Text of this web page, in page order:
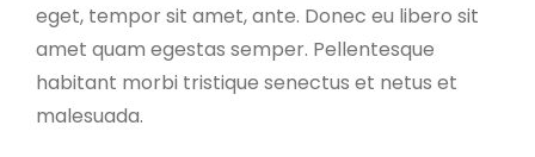
eget, tempor sit amet, ante. Donec eu libero sit
amet quam egestas semper. Pellentesque
habitant morbi tristique senectus et netus et
malesuada.